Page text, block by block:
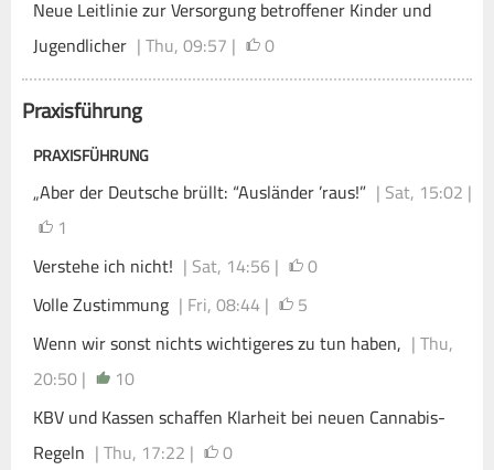
Neue Leitlinie zur Versorgung betroffener Kinder und
Jugendlicher | Thu, 09:57 | 0
Praxisführung
PRAXISFÜHRUNG
„Aber der Deutsche brüllt: “Ausländer ’raus!” | Sat, 15:02 |
1
Verstehe ich nicht! | Sat, 14:56 |
0
Volle Zustimmung | Fri, 08:44 |
5
Wenn wir sonst nichts wichtigeres zu tun haben, | Thu,
20:50 |
10
KBV und Kassen schaffen Klarheit bei neuen Cannabis-
Regeln | Thu, 17:22 |
0